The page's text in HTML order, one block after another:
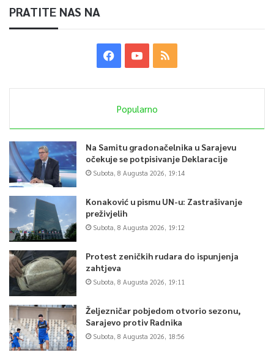
PRATITE NAS NA
Popularno
Na Samitu gradonačelnika u Sarajevu
očekuje se potpisivanje Deklaracije
Subota, 8 Augusta 2026, 19:14
Konaković u pismu UN-u: Zastrašivanje
preživjelih
Subota, 8 Augusta 2026, 19:12
Protest zeničkih rudara do ispunjenja
zahtjeva
Subota, 8 Augusta 2026, 19:11
Željezničar pobjedom otvorio sezonu,
Sarajevo protiv Radnika
Subota, 8 Augusta 2026, 18:56